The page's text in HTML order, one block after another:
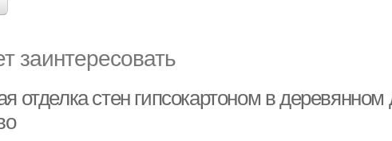
заинтересовать
отделка стен гипсокартоном в